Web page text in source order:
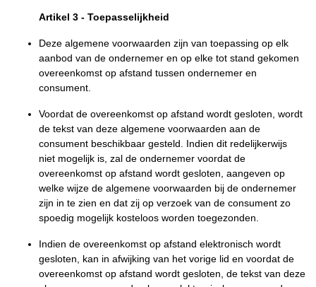
Artikel 3 - Toepasselijkheid
Deze algemene voorwaarden zijn van toepassing op elk
aanbod van de ondernemer en op elke tot stand gekomen
overeenkomst op afstand tussen ondernemer en
consument.
Voordat de overeenkomst op afstand wordt gesloten, wordt
de tekst van deze algemene voorwaarden aan de
consument beschikbaar gesteld. Indien dit redelijkerwijs
niet mogelijk is, zal de ondernemer voordat de
overeenkomst op afstand wordt gesloten, aangeven op
welke wijze de algemene voorwaarden bij de ondernemer
zijn in te zien en dat zij op verzoek van de consument zo
spoedig mogelijk kosteloos worden toegezonden.
Indien de overeenkomst op afstand elektronisch wordt
gesloten, kan in afwijking van het vorige lid en voordat de
overeenkomst op afstand wordt gesloten, de tekst van deze